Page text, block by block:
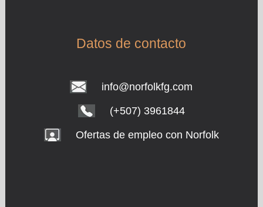
Datos de contacto
info@norfolkfg.com
(+507) 3961844
Ofertas de empleo con Norfolk